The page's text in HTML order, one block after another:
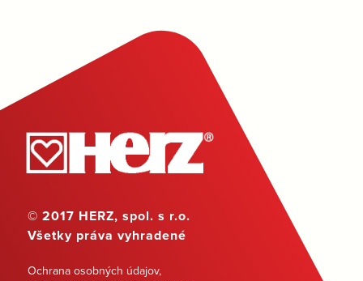
© 2017 HERZ, spol. s r.o.
Všetky práva vyhradené
Ochrana osobných údajov,